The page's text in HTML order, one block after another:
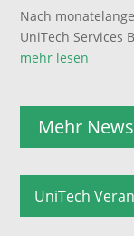
Nach
UniTech Services
mehr lesen
Mehr News
UniTech